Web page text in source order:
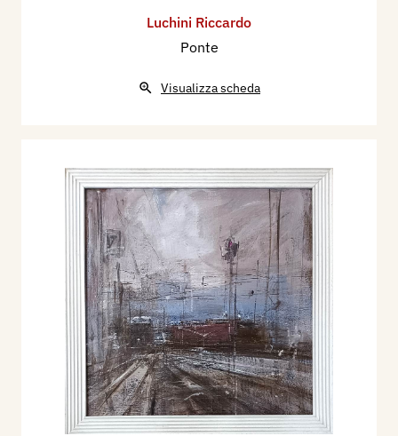
Luchini Riccardo
Ponte
Visualizza scheda